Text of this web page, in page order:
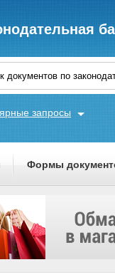
запросы
Формы